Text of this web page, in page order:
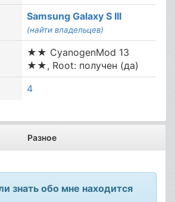
Samsung Galaxy S III
(найти владельцев)
★★ CyanogenMod 13
★★, Root: получен (да)
4
Разное
знать обо мне находится